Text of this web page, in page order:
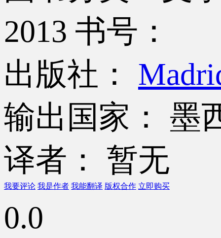
2013 书号：
出版社：
输出国家： 墨
译者： 暂无
我要评论 我是作者 我能翻译 版权合作 立即购买
0.0